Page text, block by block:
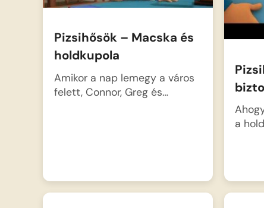
Pizsihősök – Macska és
holdkupola
Amikor a nap lemegy a város
felett, Connor, Greg és…
a